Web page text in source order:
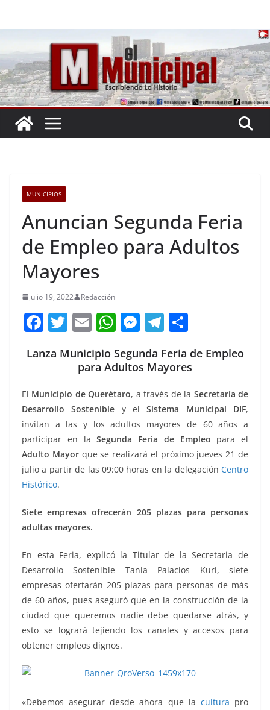
MUNICIPIOS
Anuncian Segunda Feria
de Empleo para Adultos
Mayores
julio 19, 2022 Redacción
F
c
b
o
o
k
T
itt
er
E
ai
l
W
at
s
A
p
p
M
ss
e
n
g
er
T
e
gr
a
m
m
p
ar
tir
Lanza Municipio Segunda Feria de Empleo
para Adultos Mayores
El Municipio de Querétaro, a través de la Secretaría de
Desarrollo Sostenible y elSistema Municipal DIF,
invitan a las y los adultos mayores de 60 años a
participar en laSegunda Feria de Empleo para el
Adulto Mayorque se realizará el próximo jueves 21 de
julio a partir de las 09:00 horas en la delegación Centro
Histórico.
Siete empresas ofrecerán 205 plazas para personas
adultas mayores.
En esta Feria, explicó la Titular de la Secretaria de
Desarrollo Sostenible Tania Palacios Kuri, siete
empresas ofertarán 205 plazas para personas de más
de 60 años, pues aseguró que en la construcción de la
ciudad que queremos nadie debe quedarse atrás, y
esto se logrará tejiendo los canales y accesos para
obtener empleos dignos.
«Debemos asegurar desde ahora que la cultura pro